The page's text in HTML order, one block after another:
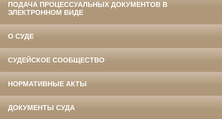
ПОДАЧА ПРОЦЕССУАЛЬНЫХ ДОКУМЕНТОВ В
ЭЛЕКТРОННОМ ВИДЕ
О СУДЕ
СУДЕЙСКОЕ СООБЩЕСТВО
НОРМАТИВНЫЕ АКТЫ
ДОКУМЕНТЫ СУДА